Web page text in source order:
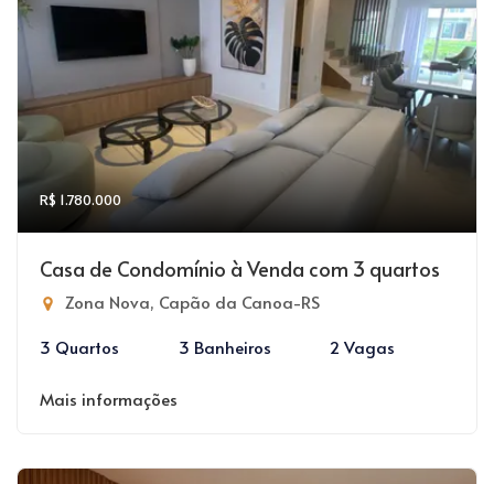
R$ 1.780.000
Casa de Condomínio à Venda com 3 quartos
Zona Nova, Capão da Canoa-RS
3 Quartos
3 Banheiros 2 Vagas
Mais informações